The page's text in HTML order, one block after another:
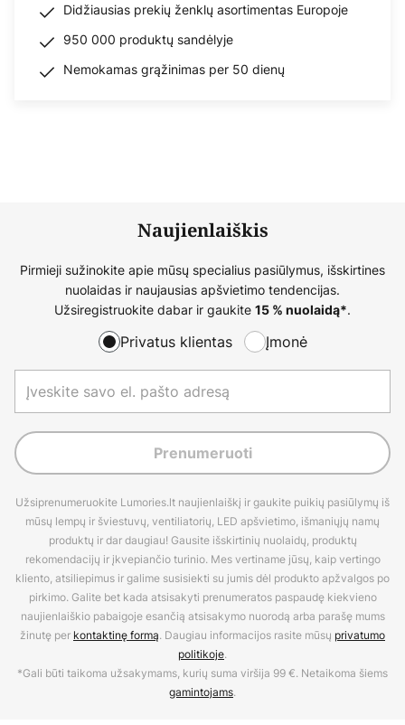
Didžiausias prekių ženklų asortimentas Europoje
950 000 produktų sandėlyje
Nemokamas grąžinimas per 50 dienų
Naujienlaiškis
Pirmieji sužinokite apie mūsų specialius pasiūlymus, išskirtines
nuolaidas ir naujausias apšvietimo tendencijas.
Užsiregistruokite dabar ir gaukite 15 % nuolaidą*.
Privatus klientas Įmonė
Prenumeruoti
Užsiprenumeruokite Lumories.lt naujienlaiškį ir gaukite puikių pasiūlymų iš
mūsų lempų ir šviestuvų, ventiliatorių, LED apšvietimo, išmaniųjų namų
produktų ir dar daugiau! Gausite išskirtinių nuolaidų, produktų
rekomendacijų ir įkvepiančio turinio. Mes vertiname jūsų, kaip vertingo
kliento, atsiliepimus ir galime susisiekti su jumis dėl produkto apžvalgos po
pirkimo. Galite bet kada atsisakyti prenumeratos paspaudę kiekvieno
naujienlaiškio pabaigoje esančią atsisakymo nuorodą arba parašę mums
žinutę per kontaktinę formą. Daugiau informacijos rasite mūsų privatumo
politikoje.
*Gali būti taikoma užsakymams, kurių suma viršija 99 €. Netaikoma šiems
gamintojams.